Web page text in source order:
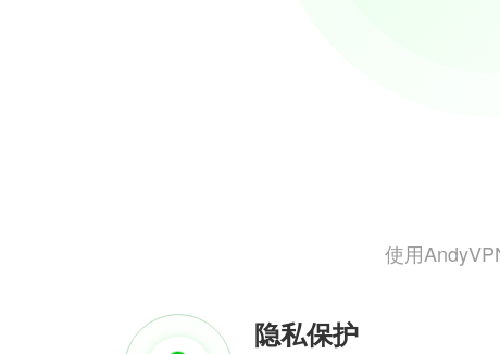
使用
隐私保护